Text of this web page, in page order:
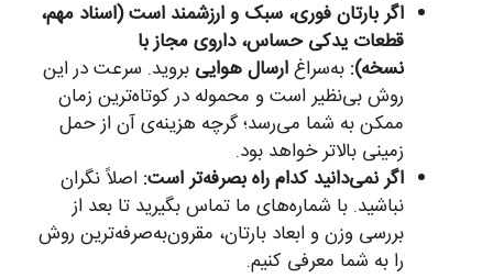
اگر بارتان فوری، سبک و ارزشمند است (اسناد مهم،
قطعات یدکی حساس، داروی مجاز با
نسخه): به‌سراغارسال هوایی بروید. سرعت در این
روش بی‌نظیر است و محموله در کوتاه‌ترین زمان
ممکن به شما می‌رسد؛ گرچه هزینه‌ی آن از حمل
زمینی بالاتر خواهد بود.
اگر نمی‌دانید کدام راه بصرفه‌تر است: اصلاً نگران
نباشید. با شماره‌های ما تماس بگیرید تا بعد از
بررسی وزن و ابعاد بارتان، مقرون‌به‌صرفه‌ترین روش
را به شما معرفی کنیم.